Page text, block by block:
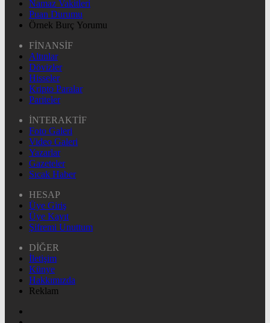
Namaz Vakitleri
Puan Durumu
Örnek Burç Yorumu
FİNANSİF
Altınlar
Dövizler
Hisseler
Kripto Paralar
Pariteler
İNTERAKTİF
Foto Galeri
Video Galeri
Yazarlar
Gazeteler
Sıcak Haber
HESAP
Üye Giriş
Üye Kayıt
Şifremi Unuttum
DİĞER
İletişim
Künye
Hakkımızda
Reklam